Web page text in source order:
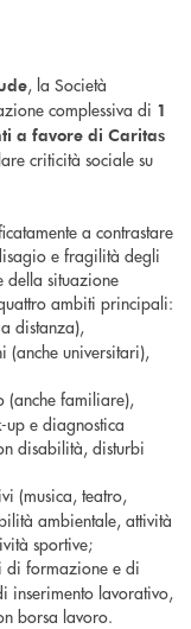
, la Società
complessiva di 1
a favore di Caritas
criticità sociale su
a contrastare
e fragilità degli
della situazione
ambiti principali:
distanza),
(anche universitari),
(anche familiare),
up e diagnostica
disabilità, disturbi
(musica, teatro,
ambientale, attività
sportive;
di formazione e di
inserimento lavorativo,
borsa lavoro.